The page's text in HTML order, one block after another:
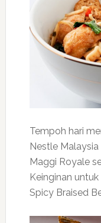
Tempoh hari
Nestle
Maggi Royale
Keinginan
Spicy Braised